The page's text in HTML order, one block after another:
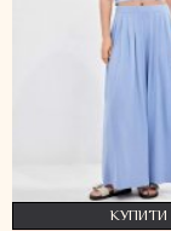
КУПИТИ